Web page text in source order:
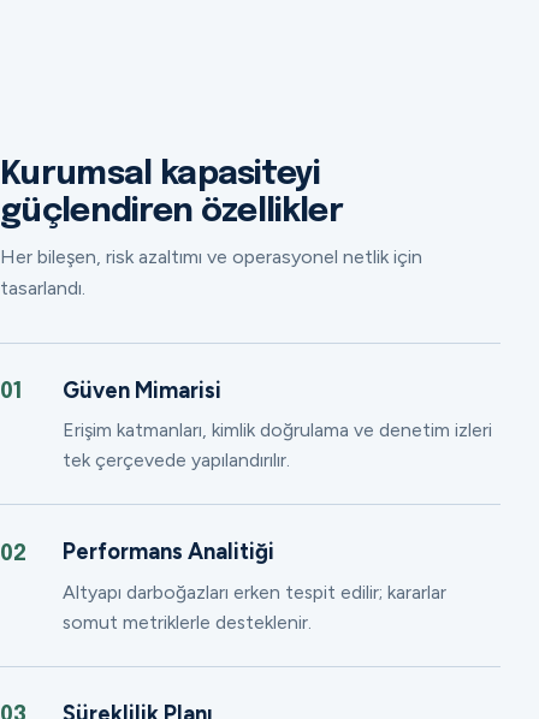
Kurumsal kapasiteyi
güçlendiren özellikler
Her bileşen, risk azaltımı ve operasyonel netlik için
tasarlandı.
01 Güven Mimarisi
Erişim katmanları, kimlik doğrulama ve denetim izleri
tek çerçevede yapılandırılır.
02 Performans Analitiği
Altyapı darboğazları erken tespit edilir; kararlar
somut metriklerle desteklenir.